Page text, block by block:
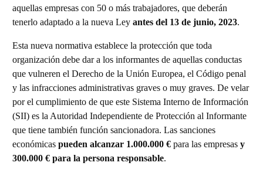
aquellas empresas con 50 o más trabajadores, que deberán
tenerlo adaptado a la nueva Ley antes del 13 de junio, 2023.
Esta nueva normativa establece la protección que toda
organización debe dar a los informantes de aquellas conductas
que vulneren el Derecho de la Unión Europea, el Código penal
y las infracciones administrativas graves o muy graves. De velar
por el cumplimiento de que este Sistema Interno de Información
(SII) es la Autoridad Independiente de Protección al Informante
que tiene también función sancionadora. Las sanciones
económicas pueden alcanzar 1.000.000 € para las empresas y
300.000 € para la persona responsable.